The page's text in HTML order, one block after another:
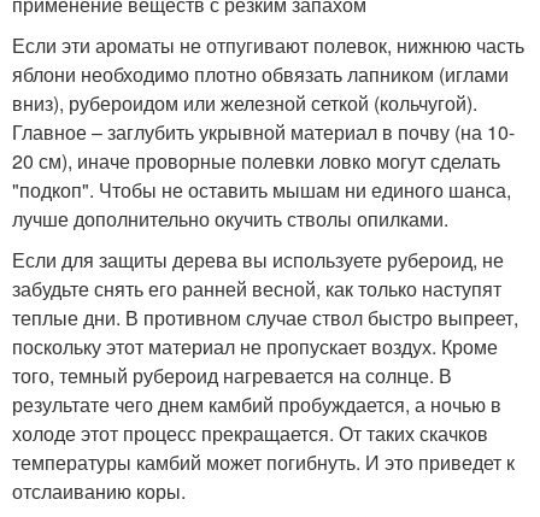
Если эти ароматы не отпугивают полевок, нижнюю часть
яблони необходимо плотно обвязать лапником (иглами
вниз), рубероидом или железной сеткой (кольчугой).
Главное – заглубить укрывной материал в почву (на 10-
20 см), иначе проворные полевки ловко могут сделать
"подкоп". Чтобы не оставить мышам ни единого шанса,
лучше дополнительно окучить стволы опилками.
Если для защиты дерева вы используете рубероид, не
забудьте снять его ранней весной, как только наступят
теплые дни. В противном случае ствол быстро выпреет,
поскольку этот материал не пропускает воздух. Кроме
того, темный рубероид нагревается на солнце. В
результате чего днем камбий пробуждается, а ночью в
холоде этот процесс прекращается. От таких скачков
температуры камбий может погибнуть. И это приведет к
отслаиванию коры.